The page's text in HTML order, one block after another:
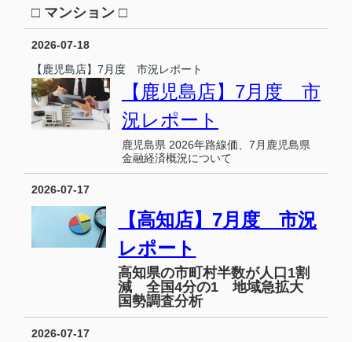
□ マンション □
2026-07-18
【鹿児島店】7月度 市況レポート
【鹿児島店】7月度 市
況レポート
鹿児島県 2026年路線価、7月鹿児島県
金融経済概況について
2026-07-17
【高知店】7月度 市況
レポート
高知県の市町村半数が人口1割
減 全国4分の1 地域急拡大
国勢調査分析
2026-07-17